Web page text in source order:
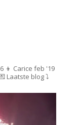
👦 Carice feb '19
Laatste blog ⤵️